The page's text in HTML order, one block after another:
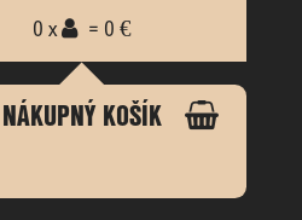
0 x = 0 €
NÁKUPNÝ KOŠÍK